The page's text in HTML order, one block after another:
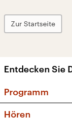
Zur Startseite
Entdecken Sie
Programm
Hören